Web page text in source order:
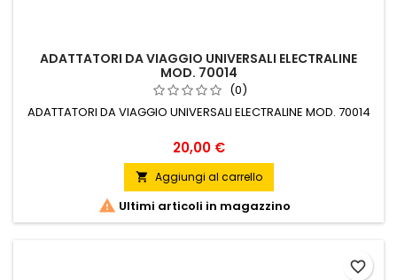
ADATTATORI DA VIAGGIO UNIVERSALI ELECTRALINE
MOD. 70014
(0)
ADATTATORI DA VIAGGIO UNIVERSALI ELECTRALINE MOD. 70014
Prezzo
20,00 €
 Aggiungi al carrello
 Ultimi articoli in magazzino
favorite_border